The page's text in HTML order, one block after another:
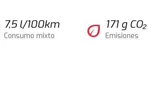
7,5 l/100km
Consumo mixto eco 171 g CO₂
Emisiones